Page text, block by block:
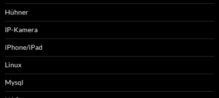
Hühner
IP-Kamera
iPhone/iPad
Linux
Mysql